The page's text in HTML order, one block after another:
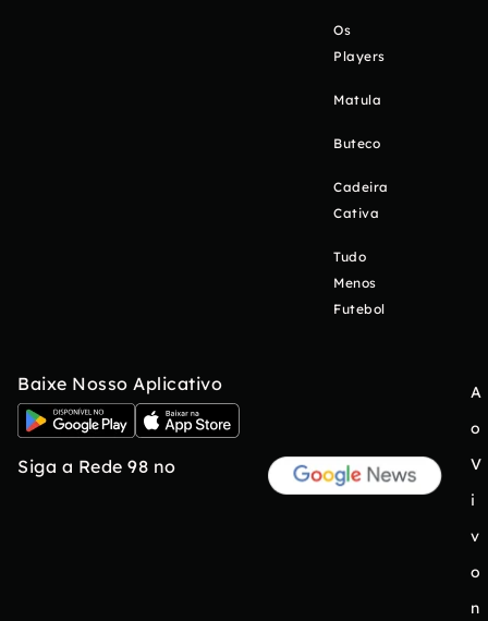
Os
Players
Matula
Buteco
Cadeira
Cativa
Tudo
Menos
Futebol
Baixe Nosso Aplicativo
Siga a Rede 98 no
A
o
V
i
v
o
n